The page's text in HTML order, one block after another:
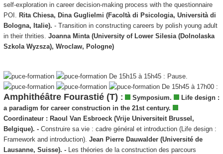
self-exploration in career decision-making process with the questionnaire
POI. Rita Chiesa, Dina Guglielmi (Facoltà di Psicologia, Università di
Bologna, Italie). - Transition in constructing careers by polish young adult
in their thrities. Joanna Minta (Universityof Lower Silesia(Dolnolaska
Szkola Wyzsza), Wroclaw, Pologne)
De 15h15 à 15h45 : Pause.
De 15h45 à 17h00 :
Amphithéâtre Fourastié (T) : Symposium.
Life design :
a paradigm for career construction in the 21st century.
Coordinateur : Raoul Van Esbroeck (Vrije Universiteit Brussel,
Belgique). -Construire sa vie : cadre général et introduction (Life design :
Framework and introduction). Jean Pierre Dauwalder (Université de
Lausanne, Suisse). - Les théories de la construction des parcours